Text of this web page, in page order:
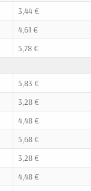
3,44 €
4,61 €
5,78 €
5,83 €
3,28 €
4,48 €
5,68 €
3,28 €
4,48 €